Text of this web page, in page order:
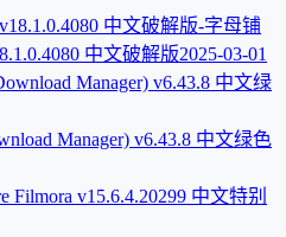
中文破解版2025-03-01
Manager) v6.43.8 中文绿色